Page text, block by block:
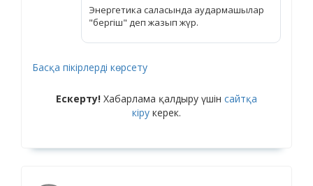
Энергетика саласында аудармашылар
"бергіш" деп жазып жүр.
Басқа пікірлерді көрсету
Ескерту! Хабарлама қалдыру үшін сайтқа
кіру керек.